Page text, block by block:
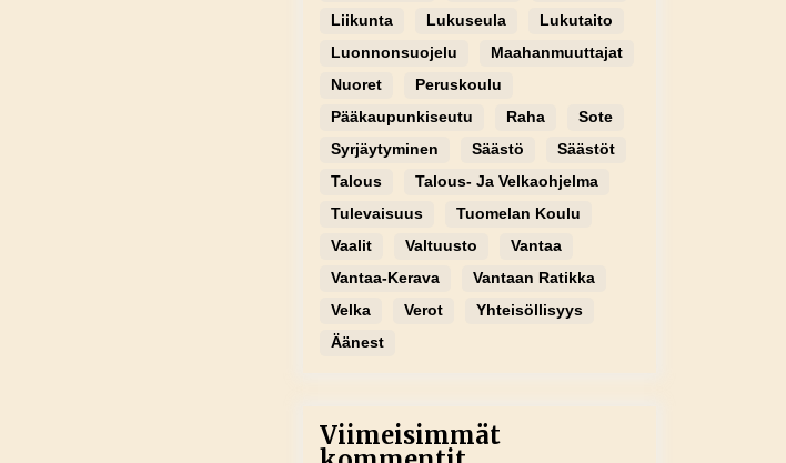
Liikunta
Lukuseula
Lukutaito
Luonnonsuojelu
Maahanmuuttajat
Nuoret
Peruskoulu
Pääkaupunkiseutu
Raha
Sote
Syrjäytyminen
Säästö
Säästöt
Talous
Talous- Ja Velkaohjelma
Tulevaisuus
Tuomelan Koulu
Vaalit
Valtuusto
Vantaa
Vantaa-Kerava
Vantaan Ratikka
Velka
Verot
Yhteisöllisyys
Äänest
Viimeisimmät